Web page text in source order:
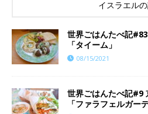
イスラエル
世界ごはんたべ記
「タイーム」
08/15/2021
世界ごはんたべ記#9
「ファラフェルガー